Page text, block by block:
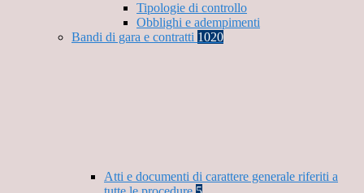
Tipologie di controllo
Obblighi e adempimenti
Bandi di gara e contratti 1020
Atti e documenti di carattere generale riferiti a